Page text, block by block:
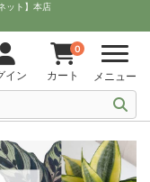
ット】本店
イン
0
カート メニュー